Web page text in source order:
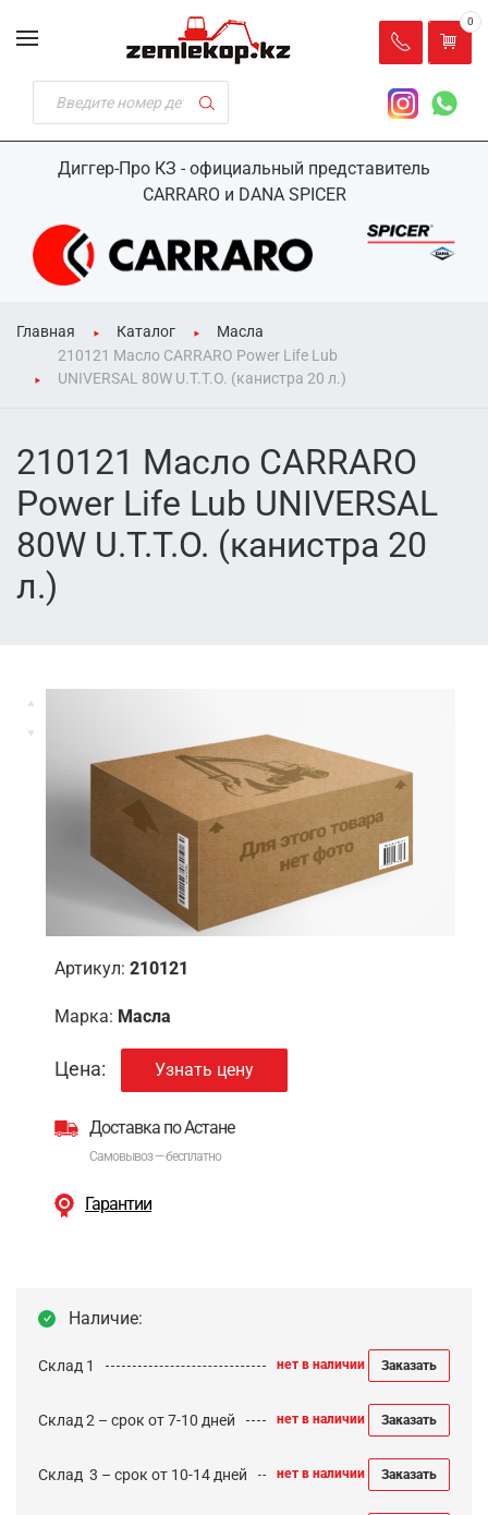
Диггер-Про КЗ - официальный представитель
CARRARO и DANA SPICER
0
Главная Каталог
Масла
210121 Масло CARRARO Power Life Lub
UNIVERSAL 80W U.T.T.O. (канистра 20 л.)
210121 Масло CARRARO
Power Life Lub UNIVERSAL
80W U.T.T.O. (канистра 20
л.)
Артикул: 210121
Марка: Масла
Цена: Узнать цену
Доставка по Астане
Самовывоз — бесплатно
Гарантии
Наличие:
Склад 1 нет в наличии Заказать
Склад 2 – срок от 7-10 дней нет в наличии Заказать
Cклад 3 – срок от 10-14 дней нет в наличии Заказать